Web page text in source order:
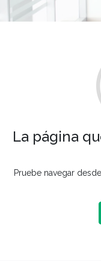
La página
Pruebe navegar